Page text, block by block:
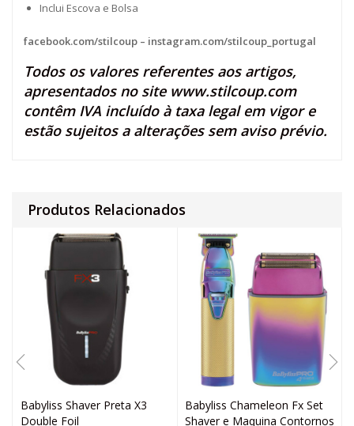
Inclui Escova e Bolsa
facebook.com/stilcoup – instagram.com/stilcoup_portugal
Todos os valores referentes aos artigos,
apresentados no site www.stilcoup.com
contêm IVA incluído à taxa legal em vigor e
estão sujeitos a alterações sem aviso prévio.
Produtos Relacionados
Babyliss Shaver Preta X3
Double Foil
Babyliss Chameleon Fx Set
Shaver e Maquina Contornos